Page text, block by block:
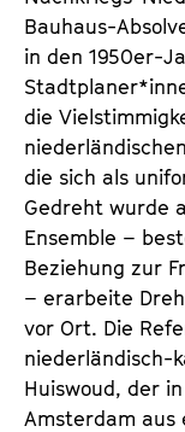
Bauhaus-
in den 1950er-
die
die sich als
Gedreht wurde
Ensemble –
Beziehung zur
– erarbeite
vor Ort. Die
niederländisch-
Huiswoud, der
Amsterdam aus